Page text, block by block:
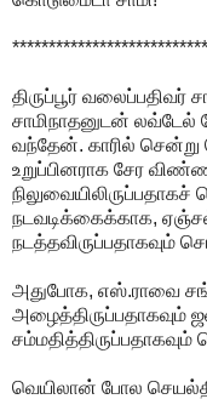
திருப்பூர்
சாமிநாதனுடன் லவ்டேல்
வந்தேன். காரில்
உறுப்பினராக சேர
நடவடிக்கைக்காக,
நடத்தவிருப்பதாகவும்
அதுபோக, எஸ்.ராவை
அழைத்திருப்பதாகவும்
வெயிலான் போல